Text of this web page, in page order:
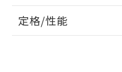
定格/性能